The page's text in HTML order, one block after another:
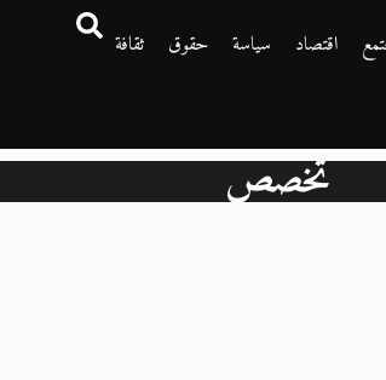
اقتصاد سياسة حقوق
ثقافة
تخصص